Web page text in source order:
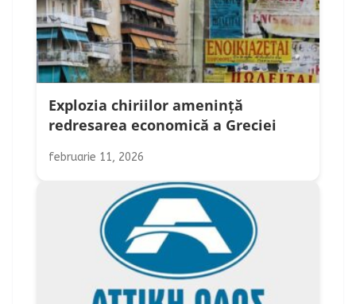
Explozia chiriilor amenință
redresarea economică a Greciei
februarie 11, 2026